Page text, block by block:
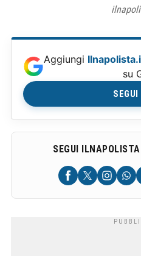
Aggiungi
su
SEGUI
SEGUI